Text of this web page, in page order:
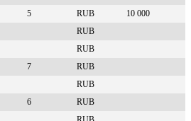
5 RUB
10 000
RUB
RUB
7
RUB
RUB
6
RUB